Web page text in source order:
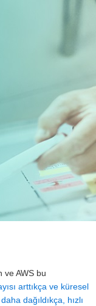
ve AWS bu
arttıkça ve küresel
dağıldıkça, hızlı